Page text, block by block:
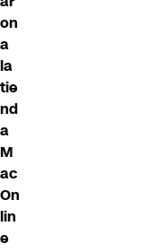
on
a
la
tie
nd
a
M
ac
On
lin
e